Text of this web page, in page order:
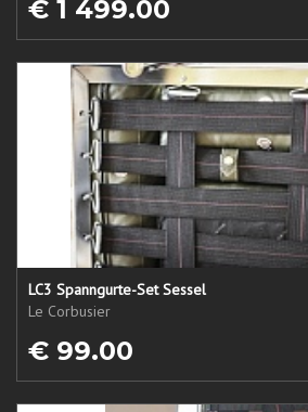
€ 1 499.00
LC3 Spanngurte-Set Sessel
Le Corbusier
€ 99.00